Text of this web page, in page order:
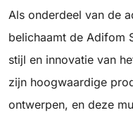
Als onderdeel van de
belichaamt de Adifom
stijl en innovatie van
zijn hoogwaardige
ontwerpen, en deze